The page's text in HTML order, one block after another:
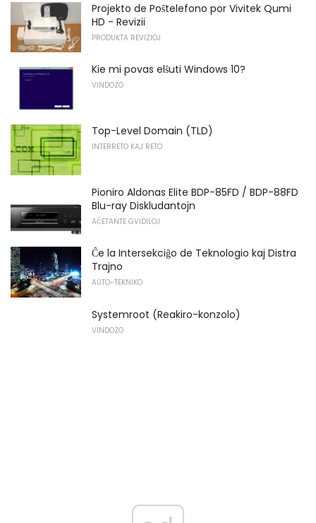
Projekto de Poŝtelefono por Vivitek Qumi
HD - Revizii
PRODUKTA REVIZIOJ
Kie mi povas elŝuti Windows 10?
VINDOZO
Top-Level Domain (TLD)
INTERRETO KAJ RETO
Pioniro Aldonas Elite BDP-85FD / BDP-88FD
Blu-ray Diskludantojn
AĈETANTE GVIDILOJ
Ĉe la Intersekciĝo de Teknologio kaj Distra
Trajno
AŬTO-TEKNIKO
Systemroot (Reakiro-konzolo)
VINDOZO